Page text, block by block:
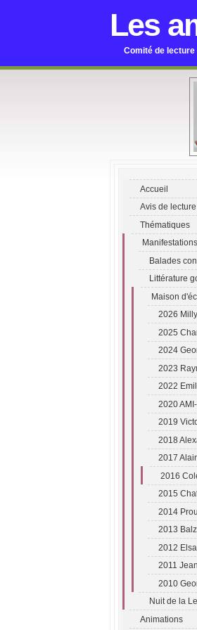
Les
Comité de
Accueil
Avis de lecture
Thématiques
Manifestations
Balades
Littérature
Maison
2026 Milly
2025
2024
2023
2022
2020
2019
2018
2017
2016
2015
2014
2013
2012
2011
2010
Nuit de la
Animations